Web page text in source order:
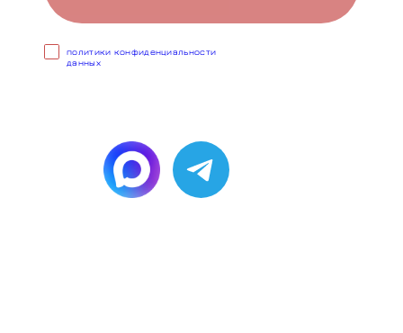
политики конфиденциальности
данных